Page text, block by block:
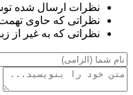
نظرات ارسال شده
نظراتی که حاوی تهمت
نظراتی که به غیر از